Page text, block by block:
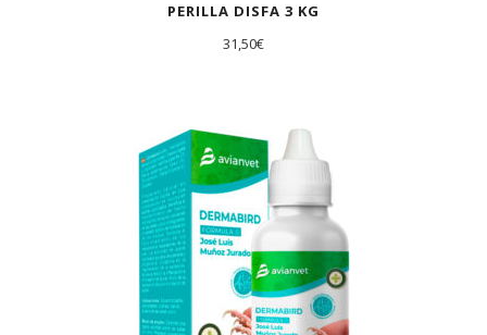
PERILLA DISFA 3 KG
31,50€